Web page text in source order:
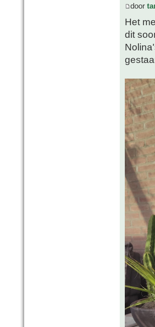
door
Het
dit